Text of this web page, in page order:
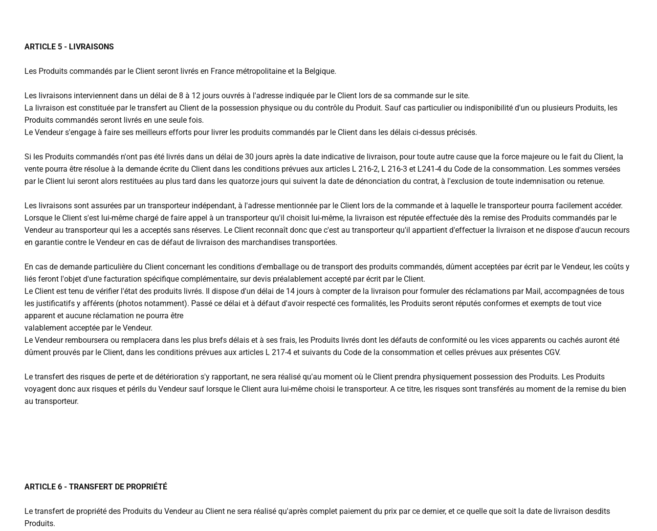
ARTICLE 5 - LIVRAISONS
Les Produits commandés par le Client seront livrés en France métropolitaine et la Belgique.
Les livraisons interviennent dans un délai de 8 à 12 jours ouvrés à l'adresse indiquée par le Client lors de sa commande sur le site.
La livraison est constituée par le transfert au Client de la possession physique ou du contrôle du Produit. Sauf cas particulier ou indisponibilité d'un ou plusieurs Produits, les
Produits commandés seront livrés en une seule fois.
Le Vendeur s'engage à faire ses meilleurs efforts pour livrer les produits commandés par le Client dans les délais ci-dessus précisés.
Si les Produits commandés n'ont pas été livrés dans un délai de 30 jours après la date indicative de livraison, pour toute autre cause que la force majeure ou le fait du Client, la
vente pourra être résolue à la demande écrite du Client dans les conditions prévues aux articles L 216-2, L 216-3 et L241-4 du Code de la consommation. Les sommes versées
par le Client lui seront alors restituées au plus tard dans les quatorze jours qui suivent la date de dénonciation du contrat, à l'exclusion de toute indemnisation ou retenue.
Les livraisons sont assurées par un transporteur indépendant, à l'adresse mentionnée par le Client lors de la commande et à laquelle le transporteur pourra facilement accéder.
Lorsque le Client s'est lui-même chargé de faire appel à un transporteur qu'il choisit lui-même, la livraison est réputée effectuée dès la remise des Produits commandés par le
Vendeur au transporteur qui les a acceptés sans réserves. Le Client reconnaît donc que c'est au transporteur qu'il appartient d'effectuer la livraison et ne dispose d'aucun recours
en garantie contre le Vendeur en cas de défaut de livraison des marchandises transportées.
En cas de demande particulière du Client concernant les conditions d'emballage ou de transport des produits commandés, dûment acceptées par écrit par le Vendeur, les coûts y
liés feront l'objet d'une facturation spécifique complémentaire, sur devis préalablement accepté par écrit par le Client.
Le Client est tenu de vérifier l'état des produits livrés. Il dispose d'un délai de 14 jours à compter de la livraison pour formuler des réclamations par Mail, accompagnées de tous
les justificatifs y afférents (photos notamment). Passé ce délai et à défaut d'avoir respecté ces formalités, les Produits seront réputés conformes et exempts de tout vice
apparent et aucune réclamation ne pourra être
valablement acceptée par le Vendeur.
Le Vendeur remboursera ou remplacera dans les plus brefs délais et à ses frais, les Produits livrés dont les défauts de conformité ou les vices apparents ou cachés auront été
dûment prouvés par le Client, dans les conditions prévues aux articles L 217-4 et suivants du Code de la consommation et celles prévues aux présentes CGV.
Le transfert des risques de perte et de détérioration s'y rapportant, ne sera réalisé qu'au moment où le Client prendra physiquement possession des Produits. Les Produits
voyagent donc aux risques et périls du Vendeur sauf lorsque le Client aura lui-même choisi le transporteur. A ce titre, les risques sont transférés au moment de la remise du bien
au transporteur.
ARTICLE 6 - TRANSFERT DE PROPRIÉTÉ
Le transfert de propriété des Produits du Vendeur au Client ne sera réalisé qu'après complet paiement du prix par ce dernier, et ce quelle que soit la date de livraison desdits
Produits.